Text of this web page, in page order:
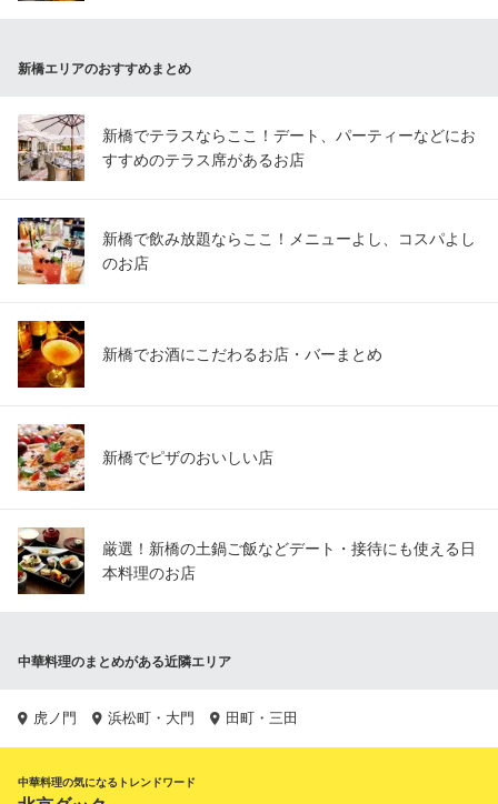
新橋エリアのおすすめまとめ
新橋でテラスならここ！デート、パーティーなどにお
すすめのテラス席があるお店
新橋で飲み放題ならここ！メニューよし、コスパよし
のお店
新橋でお酒にこだわるお店・バーまとめ
新橋でピザのおいしい店
厳選！新橋の土鍋ご飯などデート・接待にも使える日
本料理のお店
中華料理のまとめがある近隣エリア
虎ノ門 浜松町・大門 田町・三田
中華料理の気になるトレンドワード